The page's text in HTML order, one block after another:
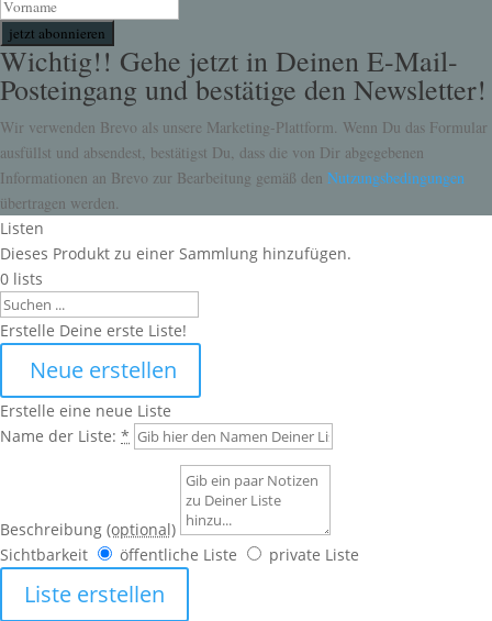
jetzt abonnieren
Wichtig!! Gehe jetzt in Deinen E-Mail-
Posteingang und bestätige den Newsletter!
Wir verwenden Brevo als unsere Marketing-Plattform. Wenn Du das Formular
ausfüllst und absendest, bestätigst Du, dass die von Dir abgegebenen
Informationen an Brevo zur Bearbeitung gemäß den Nutzungsbedingungen
übertragen werden.
Listen
Dieses Produkt zu einer Sammlung hinzufügen.
0 lists
Search
Erstelle Deine erste Liste!
Neue erstellen
Erstelle eine neue Liste
Name der Liste: *
Beschreibung (optional)
Sichtbarkeit
öffentliche Liste private Liste
Liste erstellen